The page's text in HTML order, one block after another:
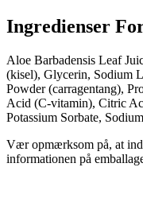
Ingredienser
Aloe Barbadensis Leaf
(kisel), Glycerin, Sodium
Powder (carragentang),
Acid (C-vitamin), Citric
Potassium Sorbate,
Vær opmærksom på, at
informationen på